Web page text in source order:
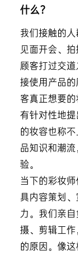
什么？
我们接触的
见面开会、
顾客打过交
接使用产品
客真正想要
有针对性地
的妆容也称
品知识和潮
验。
当下的彩妆
具内容策划
力。我们亲
摄、剪辑工
的原因。像